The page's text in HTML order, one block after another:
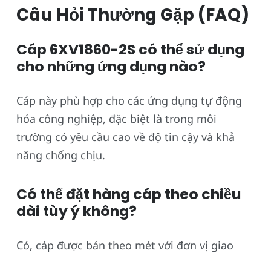
Câu Hỏi Thường Gặp (FAQ)
Cáp 6XV1860-2S có thể sử dụng
cho những ứng dụng nào?
Cáp này phù hợp cho các ứng dụng tự động
hóa công nghiệp, đặc biệt là trong môi
trường có yêu cầu cao về độ tin cậy và khả
năng chống chịu.
Có thể đặt hàng cáp theo chiều
dài tùy ý không?
Có, cáp được bán theo mét với đơn vị giao